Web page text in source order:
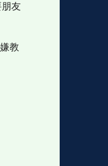
友
教